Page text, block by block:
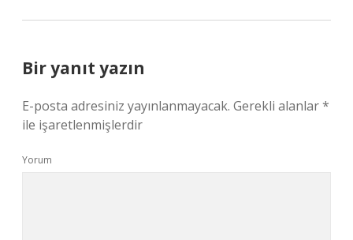
Bir yanıt yazın
E-posta adresiniz yayınlanmayacak. Gerekli alanlar*
ile işaretlenmişlerdir
Yorum